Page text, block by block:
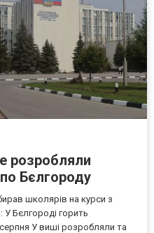
розробляли
Бєлгороду
школярів на курси з
У Бєлгороді горить
серпня У виші розробляли та